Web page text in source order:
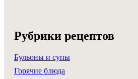
Рубрики рецептов
Бульоны и супы
Горячие блюда